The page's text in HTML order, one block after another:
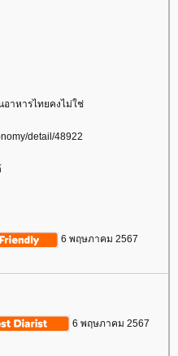
าหารไทยคงไม่ใช่
detail/48922
6 พฤษภาคม 2567
6 พฤษภาคม 2567